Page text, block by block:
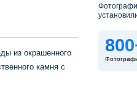
из окрашенного
камня с